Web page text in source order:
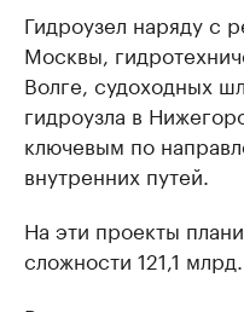
Гидроузел наряду с
Москвы,
Волге, судоходных
гидроузла в
ключевым по
внутренних путей.
На эти проекты
сложности 121,1